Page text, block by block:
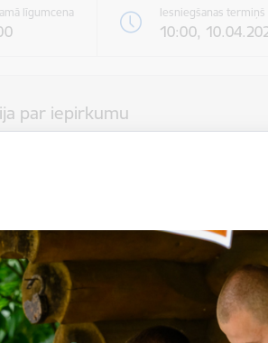
līgumcena Iesniegšanas termiņš
10:00,
par iepirkumu
Smiltenes novada teritorija (LATVIJA), 4729
Atklāts konkurss